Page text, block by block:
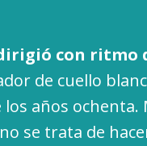
con ritmo
de cuello
años
se trata de